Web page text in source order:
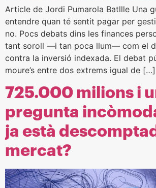
Article de Jordi Pumarola Batllle Una
entendre quan té sentit pagar per
no. Pocs debats dins les finances
tant soroll —i tan poca llum— com el
contra la inversió indexada. El debat
moure’s entre dos extrems igual de […]
725.000 milions i
pregunta
ja està
mercat?